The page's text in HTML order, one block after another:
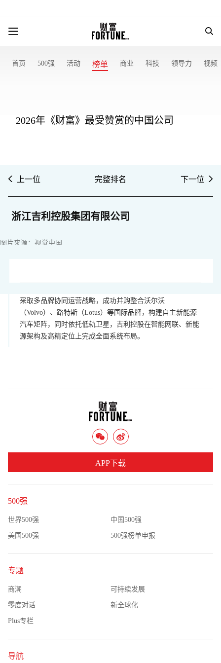
首页 500强 活动 榜单 商业 科技 领导力 视频
2026年《财富》最受赞赏的中国公司
上一位 完整排名 下一位
浙江吉利控股集团有限公司
图片来源：视觉中国
采取多品牌协同运营战略，成功并购整合沃尔沃
（Volvo）、路特斯（Lotus）等国际品牌，构建自主新能源
汽车矩阵，同时依托低轨卫星，吉利控股在智能网联、新能
源架构及高精定位上完成全面系统布局。
500强
世界500强 中国500强
美国500强 500强榜单申报
专题
商潮 可持续发展
零度对话 新全球化
Plus专栏
导航
APP下载